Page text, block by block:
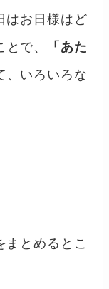
はお日様はど
とで、
「あた
、いろいろな
まとめるとこ